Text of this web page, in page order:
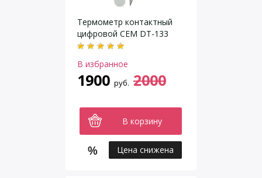
Термометр контактный
цифровой CEM DT-133
В избранное
1900 руб. 2000
В корзину
Цена снижена